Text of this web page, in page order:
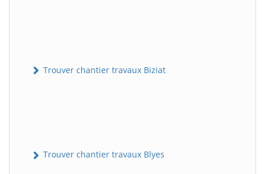
Trouver chantier travaux Biziat
Trouver chantier travaux Blyes